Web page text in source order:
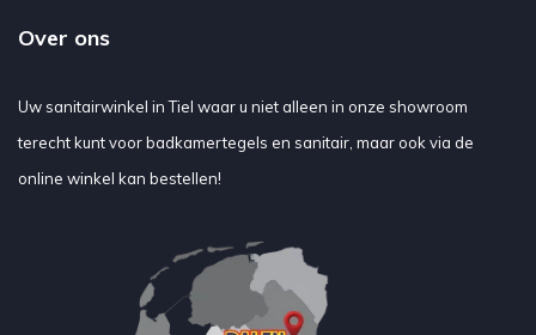
Over ons
Uw sanitairwinkel in Tiel waar u niet alleen in onze showroom
terecht kunt voor badkamertegels en sanitair, maar ook via de
online winkel kan bestellen!